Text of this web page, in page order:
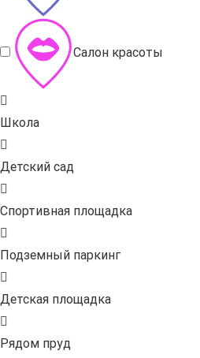
Салон красоты
Школа
Детский сад
Спортивная площадка
Подземный паркинг
Детская площадка
Рядом пруд